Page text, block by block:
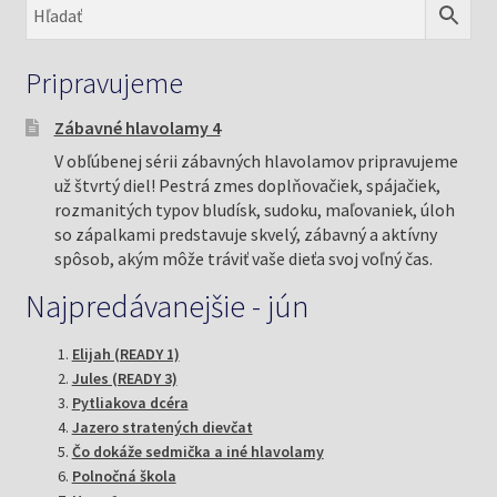
alebo pestré gumičky do hrivy. Eva Betge určite
nebude namietať, ak si svojho zverenca trošku
Sára sa zaprela do pedálov silnejšie ako obvykle.
modrá... Áno. Kúpi Jackpotovi nebesky modrú. Budú
tak v rovnakom oblečení. Napokon, veď aj ona má
plavú hrivu a nosí modrú jazdeckú čiapku... Bude musieť
majiteľku alebo niektoré z dievčat poprosiť, aby
chodby. Pol siedmej, rodičia by vlastne mali byť už tu.
Ako by im len mohla svoju účasť na pravidelnom
jazdení naservírovať čo najšikovnejšie? O plánovanom
rozhovore s Evou Betge zatiaľ radšej pomlčí. Naisto
vie, že Gesa a Ben nebudú mať záujem stretnúť sa
Pripravujeme
Zábavné hlavolamy 4
V obľúbenej sérii zábavných hlavolamov pripravujeme
už štvrtý diel! Pestrá zmes doplňovačiek, spájačiek,
rozmanitých typov bludísk, sudoku, maľovaniek, úloh
so zápalkami predstavuje skvelý, zábavný a aktívny
spôsob, akým môže tráviť vaše dieťa svoj voľný čas.
Najpredávanejšie - jún
Elijah (READY 1)
Jules (READY 3)
Pytliakova dcéra
Jazero stratených dievčat
Čo dokáže sedmička a iné hlavolamy
Polnočná škola